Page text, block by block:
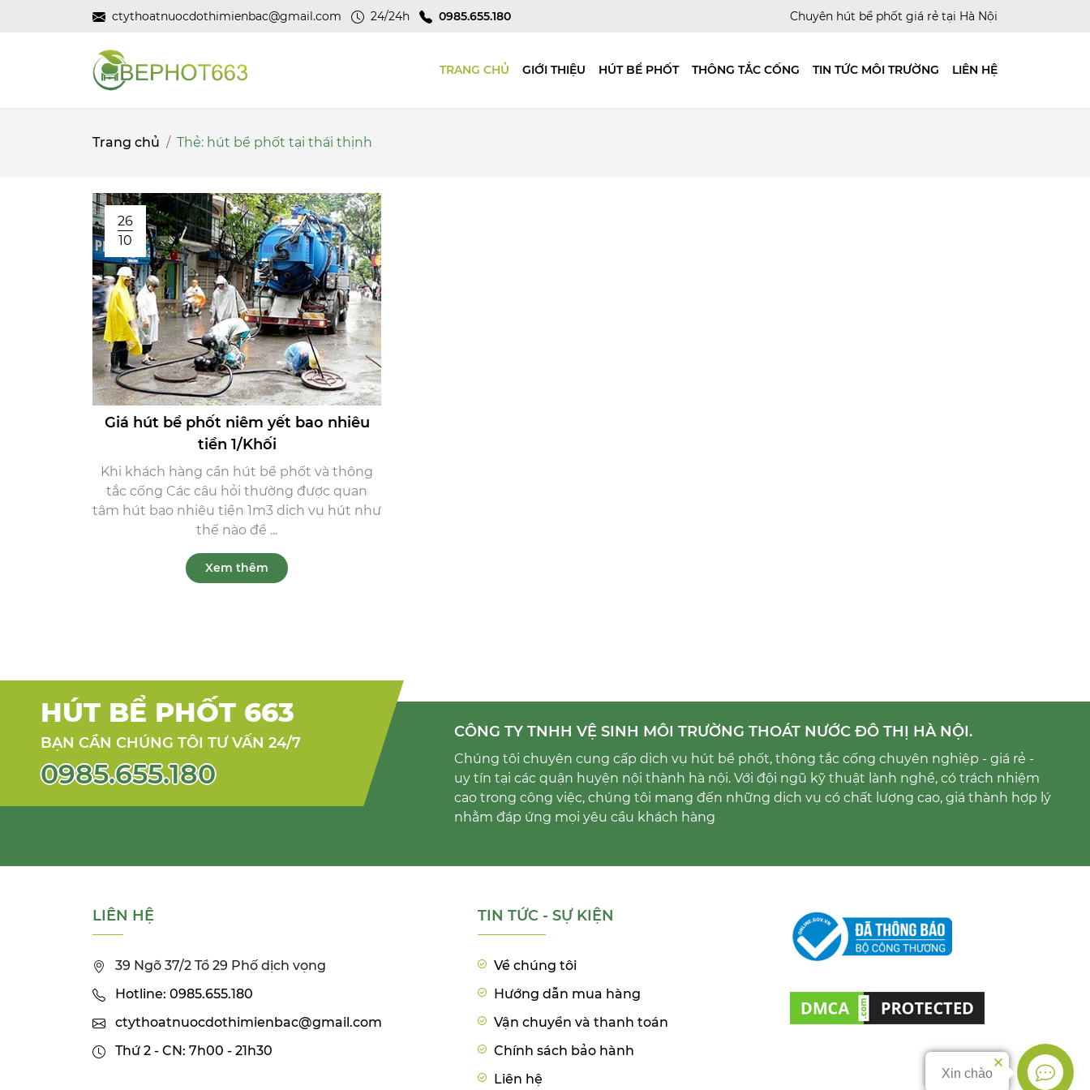
ctythoatnuocdothimienbac@gmail.com 24/24h 0985.655.180 Chuyên hút bể phốt giá rẻ tại Hà Nội
TRANG CHỦ GIỚI THIỆU HÚT BỂ PHỐT THÔNG TẮC CỐNG TIN TỨC MÔI TRƯỜNG LIÊN HỆ
Trang chủ Thẻ: hút bể phốt tại thái thịnh
26
10
Giá hút bể phốt niêm yết bao nhiêu
tiền 1/Khối
Khi khách hàng cần hút bể phốt và thông
tắc cống Các câu hỏi thường được quan
tâm hút bao nhiêu tiền 1m3 dịch vụ hút như
thế nào để ...
Xem thêm
HÚT BỂ PHỐT 663
BẠN CẦN CHÚNG TÔI TƯ VẤN 24/7
0985.655.180
CÔNG TY TNHH VỆ SINH MÔI TRƯỜNG THOÁT NƯỚC ĐÔ THỊ HÀ NỘI.
Chúng tôi chuyên cung cấp dịch vụ hút bể phốt, thông tắc cống chuyên nghiệp - giá rẻ -
uy tín tại các quận huyện nội thành hà nội. Với đội ngũ kỹ thuật lành nghề, có trách nhiệm
cao trong công việc, chúng tôi mang đến những dịch vụ có chất lượng cao, giá thành hợp lý
nhằm đáp ứng mọi yêu cầu khách hàng
LIÊN HỆ
39 Ngõ 37/2 Tổ 29 Phố dịch vọng
Hotline: 0985.655.180
ctythoatnuocdothimienbac@gmail.com
Thứ 2 - CN: 7h00 - 21h30
TIN TỨC - SỰ KIỆN
Về chúng tôi
Hướng dẫn mua hàng
Vận chuyển và thanh toán
Chính sách bảo hành
Liên hệ
Xin chào